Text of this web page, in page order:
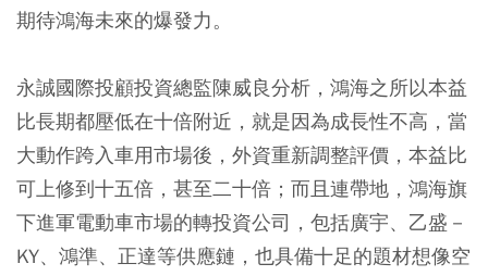
期待鴻海未來的爆發力。
永誠國際投顧投資總監陳威良分析，鴻海之所以本益
比長期都壓低在十倍附近，就是因為成長性不高，當
大動作跨入車用市場後，外資重新調整評價，本益比
可上修到十五倍，甚至二十倍；而且連帶地，鴻海旗
下進軍電動車市場的轉投資公司，包括廣宇、乙盛－
KY、鴻準、正達等供應鏈，也具備十足的題材想像空